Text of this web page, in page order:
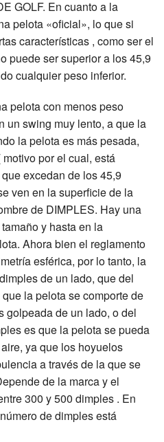
GOLF. En cuanto a la
pelota «oficial», lo que si
características , como ser el
puede ser superior a los 45,9
cualquier peso inferior.
pelota con menos peso
un swing muy lento, a que la
la pelota es más pesada,
por el cual, está
excedan de los 45,9
ven en la superficie de la
de DIMPLES. Hay una
y hasta en la
Ahora bien el reglamento
esférica, por lo tanto, la
de un lado, que del
la pelota se comporte de
golpeada de un lado, o del
es que la pelota se pueda
ya que los hoyuelos
a través de la que se
de la marca y el
300 y 500 dimples . En
de dimples está